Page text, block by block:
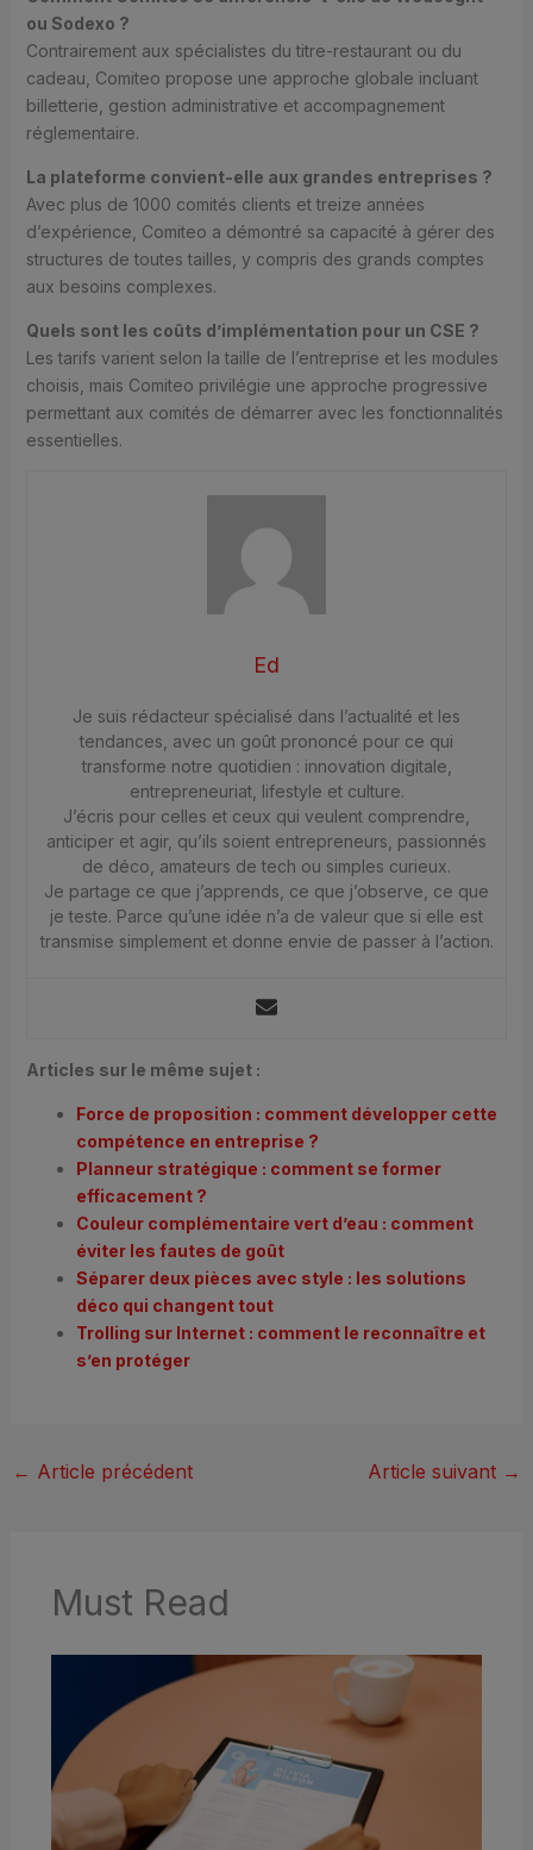
ou Sodexo ?
Contrairement aux spécialistes du titre-restaurant ou du
cadeau, Comiteo propose une approche globale incluant
billetterie, gestion administrative et accompagnement
réglementaire.
La plateforme convient-elle aux grandes entreprises ?
Avec plus de 1000 comités clients et treize années
d’expérience, Comiteo a démontré sa capacité à gérer des
structures de toutes tailles, y compris des grands comptes
aux besoins complexes.
Quels sont les coûts d’implémentation pour un CSE ?
Les tarifs varient selon la taille de l’entreprise et les modules
choisis, mais Comiteo privilégie une approche progressive
permettant aux comités de démarrer avec les fonctionnalités
essentielles.
Ed
Je suis rédacteur spécialisé dans l’actualité et les
tendances, avec un goût prononcé pour ce qui
transforme notre quotidien : innovation digitale,
entrepreneuriat, lifestyle et culture.
J’écris pour celles et ceux qui veulent comprendre,
anticiper et agir, qu’ils soient entrepreneurs, passionnés
de déco, amateurs de tech ou simples curieux.
Je partage ce que j’apprends, ce que j’observe, ce que
je teste. Parce qu’une idée n’a de valeur que si elle est
transmise simplement et donne envie de passer à l’action.
Articles sur le même sujet :
Force de proposition : comment développer cette
compétence en entreprise ?
Planneur stratégique : comment se former
efficacement ?
Couleur complémentaire vert d’eau : comment
éviter les fautes de goût
Séparer deux pièces avec style : les solutions
déco qui changent tout
Trolling sur Internet : comment le reconnaître et
s’en protéger
← Article précédent Article suivant →
Must Read